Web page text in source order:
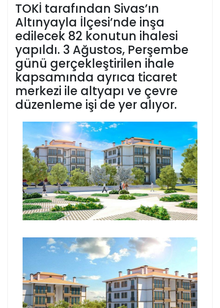
TOKİ tarafından Sivas’ın
Altınyayla İlçesi’nde inşa
edilecek 82 konutun ihalesi
yapıldı. 3 Ağustos, Perşembe
günü gerçekleştirilen ihale
kapsamında ayrıca ticaret
merkezi ile altyapı ve çevre
düzenleme işi de yer alıyor.